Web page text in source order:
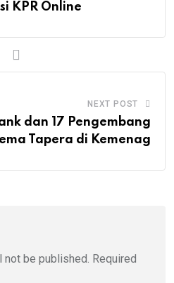
KPR Online
NEXT POST
dan 17 Pengembang
Tapera di Kemenag
not be published. Required